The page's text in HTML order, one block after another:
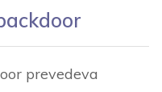
prevedeva